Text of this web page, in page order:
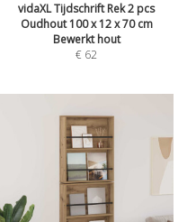
vidaXL Tijdschrift Rek 2 pcs
Oudhout 100 x 12 x 70 cm
Bewerkt hout
€ 62